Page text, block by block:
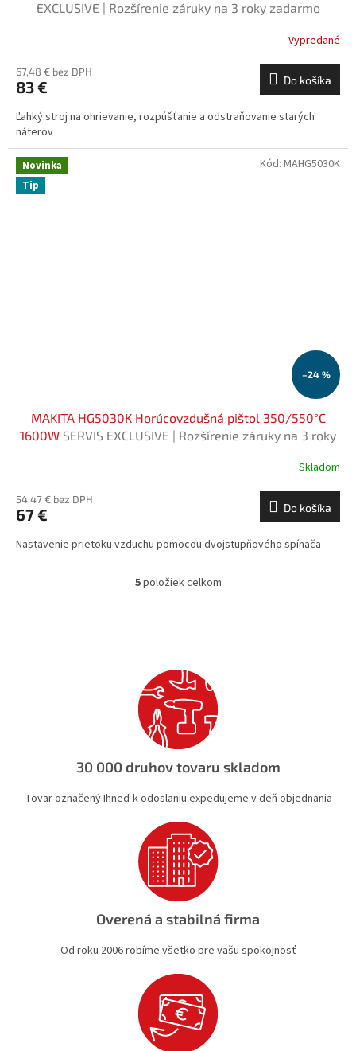
EXCLUSIVE | Rozšírenie záruky na 3 roky zadarmo
Vypredané
67,48 € bez DPH
83 € Do košíka
Ľahký stroj na ohrievanie, rozpúšťanie a odstraňovanie starých
náterov
Novinka
Tip
–24 %
MAKITA HG5030K Horúcovzdušná pištol 350/550°C
1600W SERVIS EXCLUSIVE | Rozšírenie záruky na 3 roky
Skladom
54,47 € bez DPH
67 € Do košíka
Nastavenie prietoku vzduchu pomocou dvojstupňového spínača
Kód: MAHG5030K
O
c
i
e
p
r
k
v
p
i
s
u
5položiek celkom
30 000 druhov tovaru skladom
Tovar označený Ihneď k odoslaniu expedujeme v deň objednania
Overená a stabilná firma
Od roku 2006 robíme všetko pre vašu spokojnosť